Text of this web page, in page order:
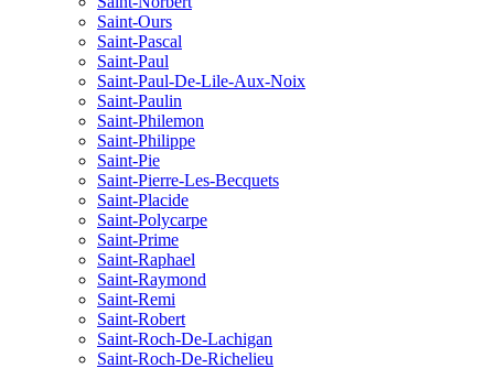
Saint-Ours
Saint-Pascal
Saint-Paul
Saint-Paul-De-Lile-Aux-Noix
Saint-Paulin
Saint-Philemon
Saint-Philippe
Saint-Pie
Saint-Pierre-Les-Becquets
Saint-Placide
Saint-Polycarpe
Saint-Prime
Saint-Raphael
Saint-Raymond
Saint-Remi
Saint-Robert
Saint-Roch-De-Lachigan
Saint-Roch-De-Richelieu